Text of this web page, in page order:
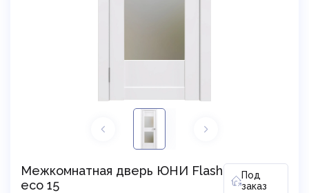
Межкомнатная дверь ЮНИ Flash
eco 15
Под
заказ